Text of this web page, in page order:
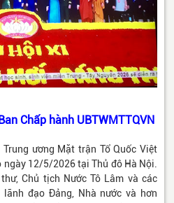
Chấp hành UBTWMTTQVN
ương Mặt trận Tổ Quốc Việt
12/5/2026 tại Thủ đô Hà Nội.
Chủ tịch Nước Tô Lâm và các
đạo Đảng, Nhà nước và hơn